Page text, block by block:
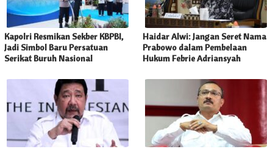
Kapolri Resmikan Sekber KBPBI,
Jadi Simbol Baru Persatuan
Serikat Buruh Nasional
Haidar Alwi: Jangan Seret Nama
Prabowo dalam Pembelaan
Hukum Febrie Adriansyah